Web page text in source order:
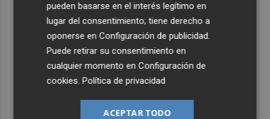
pueden basarse en el interés legítimo en
lugar del consentimiento; tiene derecho a
oponerse enConfiguración de publicidad.
Puede retirar su consentimiento en
cualquier momento enConfiguración de
cookies.Política de privacidad
ACEPTAR TODO